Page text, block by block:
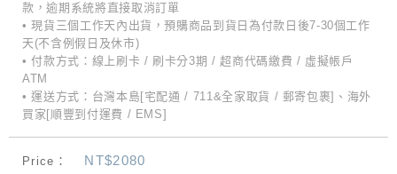
款，逾期系統將直接取消訂單
• 現貨三個工作天內出貨，預購商品到貨日為付款日後7-30個工作
天(不含例假日及休市)
• 付款方式：線上刷卡 / 刷卡分3期 / 超商代碼繳費 / 虛擬帳戶
ATM
• 運送方式：台灣本島[宅配通 / 711&全家取貨 / 郵寄包裹]、海外
買家[順豐到付運費 / EMS]
Price： NT$2080